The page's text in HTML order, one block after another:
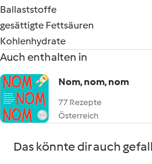
Ballaststoffe
gesättigte Fettsäuren
Kohlenhydrate
Auch enthalten in
Nom, nom, nom
77 Rezepte
Österreich
Das könnte dir auch